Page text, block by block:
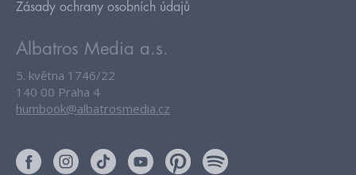
Zásady ochrany osobních údajů
Albatros Media a.s.
5. května 1746/22
140 00 Praha 4
humbook@albatrosmedia.cz